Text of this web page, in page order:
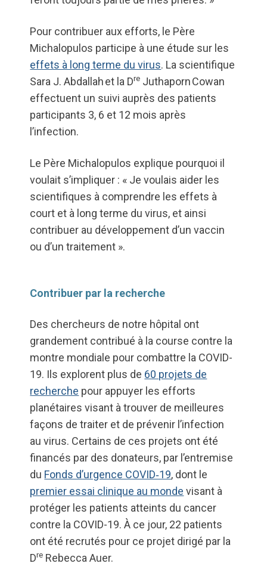
Pour contribuer aux efforts, le Père
Michalopulos participe à une étude sur les
effets à long terme du virus. La scientifique
Sara J. Abdallah et la Dre Juthaporn Cowan
effectuent un suivi auprès des patients
participants 3, 6 et 12 mois après
l’infection.
Le Père Michalopulos explique pourquoi il
voulait s’impliquer : « Je voulais aider les
scientifiques à comprendre les effets à
court et à long terme du virus, et ainsi
contribuer au développement d’un vaccin
ou d’un traitement ».
Contribuer par la recherche
Des chercheurs de notre hôpital ont
grandement contribué à la course contre la
montre mondiale pour combattre la COVID-
19. Ils explorent plus de 60 projets de
recherche pour appuyer les efforts
planétaires visant à trouver de meilleures
façons de traiter et de prévenir l’infection
au virus. Certains de ces projets ont été
financés par des donateurs, par l’entremise
du Fonds d’urgence COVID‑19, dont le
premier essai clinique au monde visant à
protéger les patients atteints du cancer
contre la COVID-19. À ce jour, 22 patients
ont été recrutés pour ce projet dirigé par la
Dre Rebecca Auer.